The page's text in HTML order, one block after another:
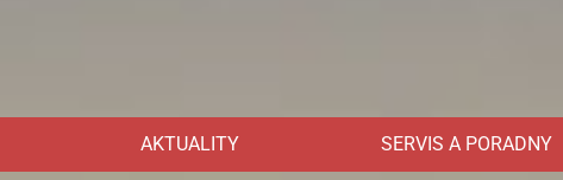
AKTUALITY SERVIS A PORADNY